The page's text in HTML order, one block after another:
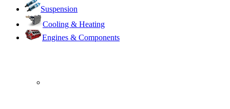
Suspension
Cooling & Heating
Engines & Components